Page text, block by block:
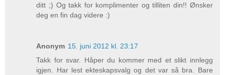
ditt ;) Og takk for komplimenter og tilliten din!! Ønsker
deg en fin dag videre :)
Anonym 15. juni 2012 kl. 23:17
Takk for svar. Håper du kommer med et slikt innlegg
igjen. Har lest ekteskapsvalg og det var så bra. Bare